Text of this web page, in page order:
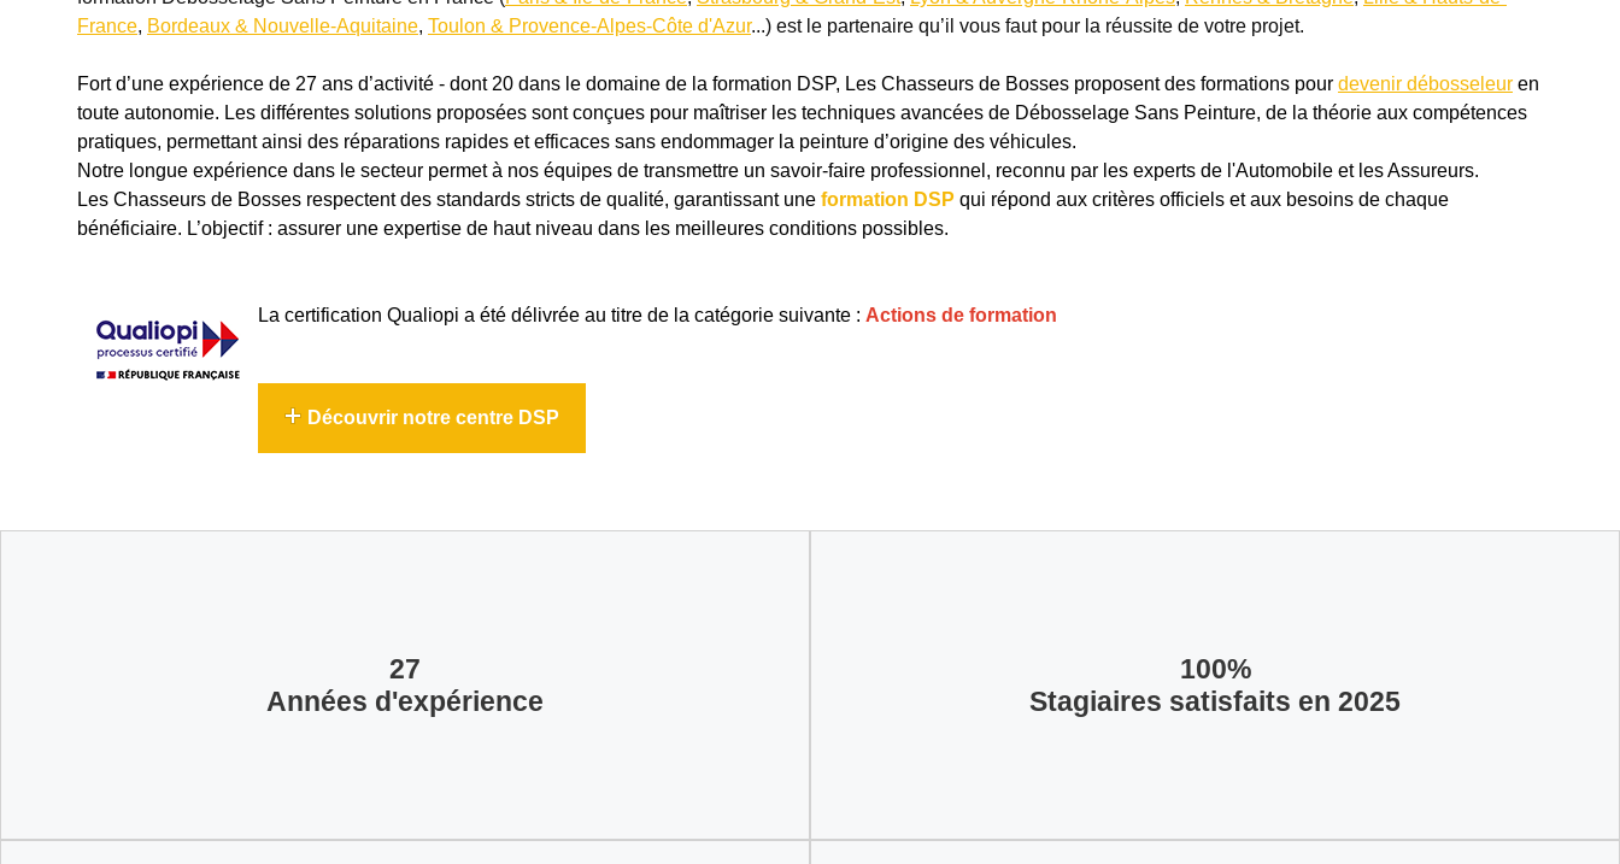
France, Bordeaux & Nouvelle-Aquitaine, Toulon & Provence-Alpes-Côte d'Azur...) est le partenaire qu’il vous faut pour la réussite de votre projet.
Fort d’une expérience de 27 ans d’activité - dont 20 dans le domaine de la formation DSP, Les Chasseurs de Bosses proposent des formations pour devenir débosseleur en
toute autonomie. Les différentes solutions proposées sont conçues pour maîtriser les techniques avancées de Débosselage Sans Peinture, de la théorie aux compétences
pratiques, permettant ainsi des réparations rapides et efficaces sans endommager la peinture d’origine des véhicules.
Notre longue expérience dans le secteur permet à nos équipes de transmettre un savoir-faire professionnel, reconnu par les experts de l'Automobile et les Assureurs.
Les Chasseurs de Bosses respectent des standards stricts de qualité, garantissant une formation DSP qui répond aux critères officiels et aux besoins de chaque
bénéficiaire. L’objectif : assurer une expertise de haut niveau dans les meilleures conditions possibles.
La certification Qualiopi a été délivrée au titre de la catégorie suivante : Actions de formation
Découvrir notre centre DSP
27
Années d'expérience
100%
Stagiaires satisfaits en 2025